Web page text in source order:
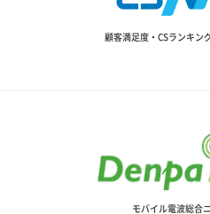
顧客満足度・CSランキン
モバイル電波総合